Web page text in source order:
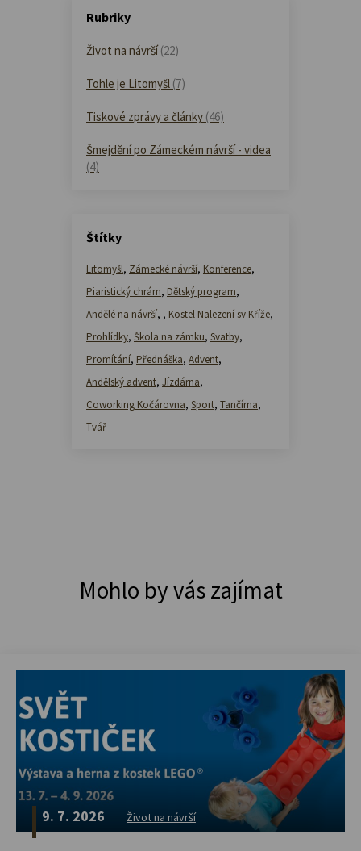
Rubriky
Život na návrší(22)
Tohle je Litomyšl (7)
Tiskové zprávy a články (46)
Šmejdění po Zámeckém návrší - videa
(4)
Štítky
Litomyšl, Zámecké návrší, Konference,
Piaristický chrám, Dětský program,
Andělé na návrší, , Kostel Nalezení sv Kříže,
Prohlídky, Škola na zámku, Svatby,
Promítání, Přednáška, Advent,
Andělský advent, Jízdárna,
Coworking Kočárovna, Sport, Tančírna,
Tvář
Mohlo by vás zajímat
9. 7. 2026 Život na návrší